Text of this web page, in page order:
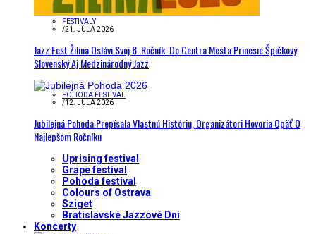
FESTIVALY
/21. JÚLA 2026
Jazz Fest Žilina Oslávi Svoj 8. Ročník. Do Centra Mesta Prinesie Špičkový
Slovenský Aj Medzinárodný Jazz
POHODA FESTIVAL
/12. JÚLA 2026
Jubilejná Pohoda Prepísala Vlastnú Históriu, Organizátori Hovoria Opäť O
Najlepšom Ročníku
Uprising festival
Grape festival
Pohoda festival
Colours of Ostrava
Sziget
Bratislavské Jazzové Dni
Koncerty